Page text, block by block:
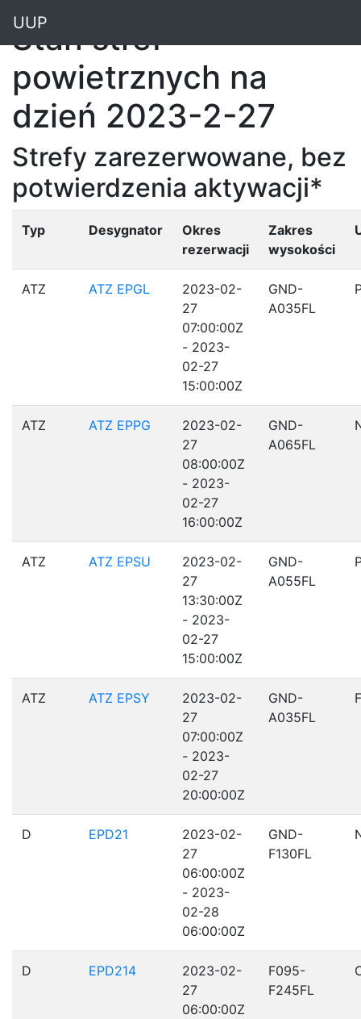
UUP
Stan stref
powietrznych na
dzień 2023-2-27
Strefy zarezerwowane, bez
potwierdzenia aktywacji*
Typ Desygnator
Okres
rezerwacji
Zakres
wysokości
ATZ ATZ EPGL
2023-02-
27
07:00:00Z
- 2023-
02-27
15:00:00Z
GND-
A035FL
ATZ ATZ EPPG
2023-02-
27
08:00:00Z
- 2023-
02-27
16:00:00Z
GND-
A065FL
ATZ ATZ EPSU
2023-02-
27
13:30:00Z
- 2023-
02-27
15:00:00Z
GND-
A055FL
ATZ ATZ EPSY
2023-02-
27
07:00:00Z
- 2023-
02-27
20:00:00Z
GND-
A035FL
D EPD21
2023-02-
27
06:00:00Z
- 2023-
02-28
06:00:00Z
GND-
F130FL
D EPD214
2023-02-
27
06:00:00Z
F095-
F245FL